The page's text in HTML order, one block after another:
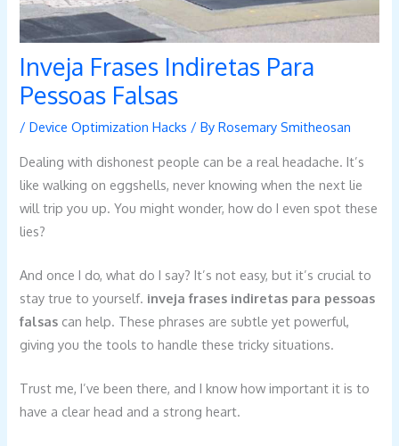
Inveja Frases Indiretas Para
Pessoas Falsas
/Device Optimization Hacks / ByRosemary Smitheosan
Dealing with dishonest people can be a real headache. It’s
like walking on eggshells, never knowing when the next lie
will trip you up. You might wonder, how do I even spot these
lies?
And once I do, what do I say? It’s not easy, but it’s crucial to
stay true to yourself. inveja frases indiretas para pessoas
falsas can help. These phrases are subtle yet powerful,
giving you the tools to handle these tricky situations.
Trust me, I’ve been there, and I know how important it is to
have a clear head and a strong heart.